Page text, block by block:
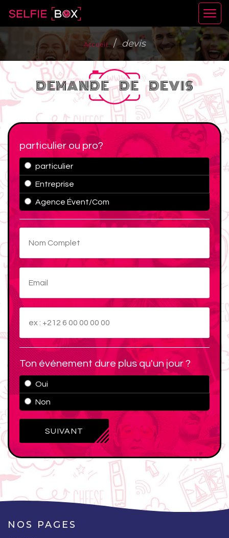
Accueil devis
DEMANDE DE DEVIS
particulier ou pro?
particulier
Entreprise
Agence Évent/Com
Ton événement dure plus qu'un jour ?
Oui
Non
NOS PAGES